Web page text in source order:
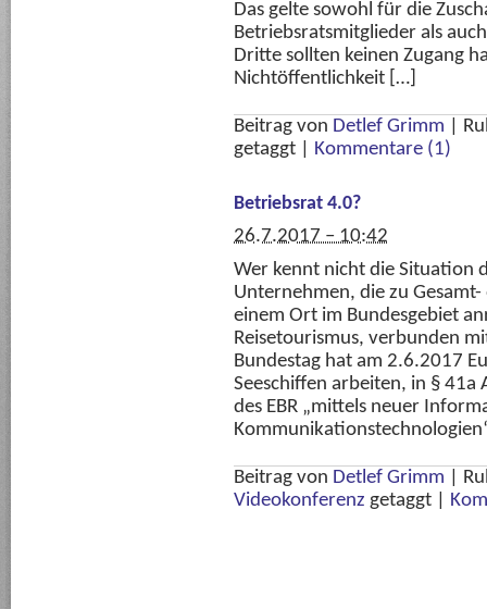
Das gelte sowohl für die
Betriebsratsmitglieder als
Dritte sollten keinen Zugang
Nichtöffentlichkeit […]
Beitrag von Detlef Grimm
getaggt
Kommentare (1)
Betriebsrat 4.0?
26.7.2017 – 10:42
Wer kennt nicht die Situation
Unternehmen, die zu
einem Ort im Bundesgebiet
Reisetourismus, verbunden
Bundestag hat am 2.6.2017
Seeschiffen arbeiten, in § 41a
des EBR „mittels neuer
Beitrag von Detlef Grimm
Videokonferenz getaggt